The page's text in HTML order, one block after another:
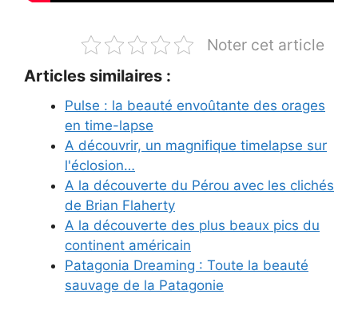
Noter cet article
Articles similaires :
Pulse : la beauté envoûtante des orages
en time-lapse
A découvrir, un magnifique timelapse sur
l'éclosion…
A la découverte du Pérou avec les clichés
de Brian Flaherty
A la découverte des plus beaux pics du
continent américain
Patagonia Dreaming : Toute la beauté
sauvage de la Patagonie